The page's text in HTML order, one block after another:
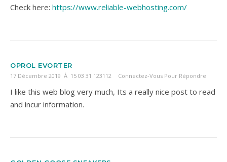
Check here: https://www.reliable-webhosting.com/
OPROL EVORTER
17 Décembre 2019 À 15 03 31 123112 Connectez-Vous Pour Répondre
I like this web blog very much, Its a really nice post to read
and incur information.